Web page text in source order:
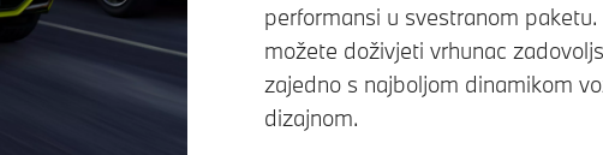
performansi u svestranom
možete doživjeti vrhunac
zajedno s najboljom dinamikom
dizajnom.